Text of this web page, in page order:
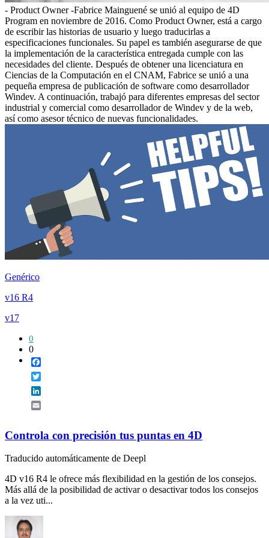
- Product Owner -Fabrice Mainguené se unió al equipo de 4D
Program en noviembre de 2016. Como Product Owner, está a cargo
de escribir las historias de usuario y luego traducirlas a
especificaciones funcionales. Su papel es también asegurarse de que
la implementación de la característica entregada cumple con las
necesidades del cliente. Después de obtener una licenciatura en
Ciencias de la Computación en el CNAM, Fabrice se unió a una
pequeña empresa de publicación de software como desarrollador
Windev. A continuación, trabajó para diferentes empresas del sector
industrial y comercial como desarrollador de Windev y de la web,
así como asesor técnico de nuevas funcionalidades.
Genérico
v16 R4
v17
0
0
Controla con precisión tus puntas en 4D
Traducido automáticamente de Deepl
4D v16 R4 le ofrece más flexibilidad en la gestión de los consejos.
Más allá de la posibilidad de activar o desactivar todos los consejos
a la vez uti...